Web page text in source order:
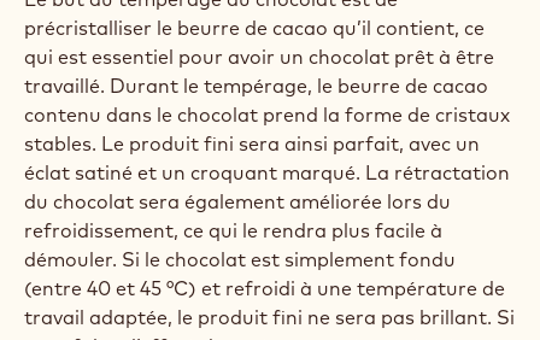
Pourquoi la précristallisation du chocolat est-elle si
importante ?
Cette étape facilite le durcissement du chocolat, et
lui apporte un bel éclat satiné ainsi qu'un délicieux
croquant. Elle favorise aussi la rétractation du
chocolat lors du refroidissement, ce qui le rend plus
facile à démouler. Un chocolat mal cristallisé ou non
cristallisé deviendra gris et ne présentera pas une
brillance appétissante.
Que sont le tempérage et la précristallisation ?
Le but du tempérage du chocolat est de
précristalliser le beurre de cacao qu’il contient, ce